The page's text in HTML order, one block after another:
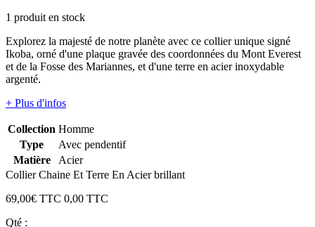
1 produit en stock
Explorez la majesté de notre planète avec ce collier unique signé
Ikoba, orné d'une plaque gravée des coordonnées du Mont Everest
et de la Fosse des Mariannes, et d'une terre en acier inoxydable
argenté.
+ Plus d'infos
Collection Homme
Type
Avec pendentif
Matière
Acier
Collier Chaine Et Terre En Acier brillant
69,00€ TTC 0,00 TTC
Qté :